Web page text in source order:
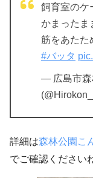
飼育室のケ
かまったま
筋をあたた
#バッタ
— 広島市森
詳細は森林公園こ
でご確認ください